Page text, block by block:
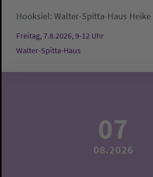
Hooksiel: Walter-Spitta-Haus
Freitag, 7.8.2026, 9-12 Uhr
Walter-Spitta-Haus
07
08.2026